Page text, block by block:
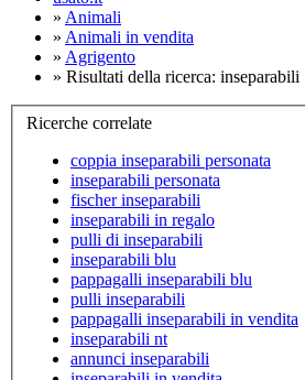
» Animali
» Animali in vendita
» Agrigento
» Risultati della ricerca: inseparabili
Ricerche correlate
coppia inseparabili personata
inseparabili personata
fischer inseparabili
inseparabili in regalo
pulli di inseparabili
inseparabili blu
pappagalli inseparabili blu
pulli inseparabili
pappagalli inseparabili in vendita
inseparabili nt
annunci inseparabili